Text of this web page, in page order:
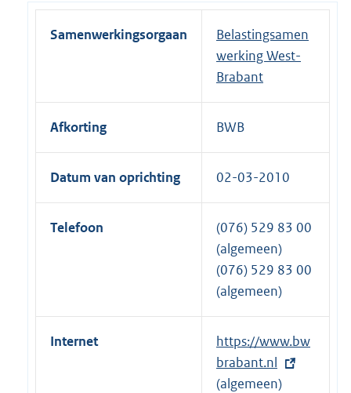
Samenwerkingsorgaan
Belastingsamen
werking West-
Brabant
Afkorting BWB
Datum van oprichting 02-03-2010
Telefoon
(076) 529 83 00
(algemeen)
(076) 529 83 00
(algemeen)
Internet
E
x
t
https://www.bw
brabant.nl
(algemeen)